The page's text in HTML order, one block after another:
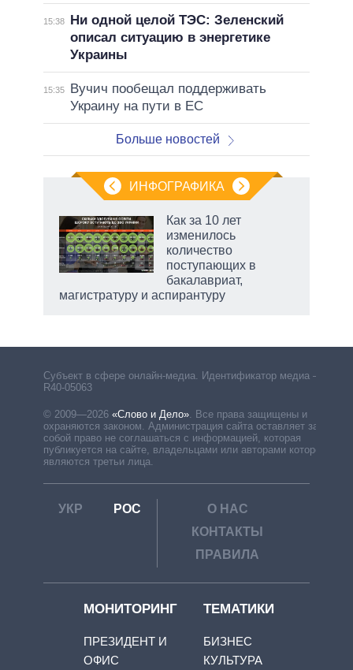
15:38
Ни одной целой ТЭС: Зеленский
описал ситуацию в энергетике
Украины
15:35
Вучич пообещал поддерживать
Украину на пути в ЕС
Больше новостей
ИНФОГРАФИКА
Как за 10 лет
изменилось
количество
поступающих в
бакалавриат,
магистратуру и аспирантуру
Субъект в сфере онлайн-медиа. Идентификатор медиа –
R40-05063
© 2009—2026 «Слово и Дело». Все права защищены и
охраняются законом. Администрация сайта оставляет за
собой право не соглашаться с информацией, которая
публикуется на сайте, владельцами или авторами которой
являются третьи лица.
УКР РОС
О НАС
КОНТАКТЫ
ПРАВИЛА
МОНИТОРИНГ
ПРЕЗИДЕНТ И
ОФИС
ТЕМАТИКИ
БИЗНЕС
КУЛЬТУРА